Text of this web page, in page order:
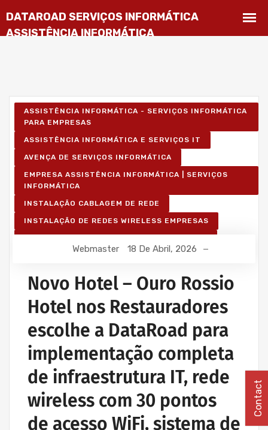
ASSISTÊNCIA INFORMÁTICA - SERVIÇOS INFORMÁTICA
PARA EMPRESAS
ASSISTÊNCIA INFORMÁTICA E SERVIÇOS IT
AVENÇA DE SERVIÇOS INFORMÁTICA
EMPRESA ASSISTÊNCIA INFORMÁTICA | SERVIÇOS
INFORMÁTICA
INSTALAÇÃO CABLAGEM DE REDE
INSTALAÇÃO DE REDES WIRELESS EMPRESAS
Webmaster 18 De Abril, 2026
Novo Hotel – Ouro Rossio
Hotel nos Restauradores
escolhe a DataRoad para
implementação completa
de infraestrutura IT, rede
wireless com 30 pontos
de acesso WiFi, sistema de
Contact